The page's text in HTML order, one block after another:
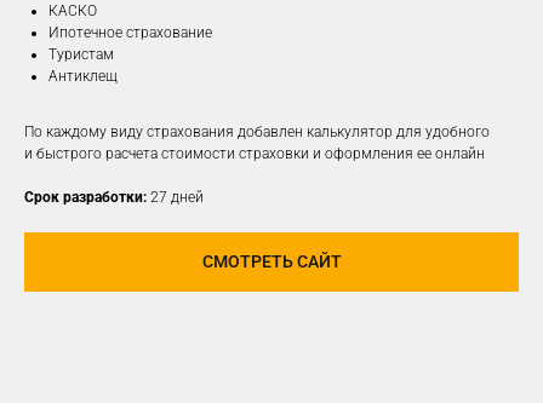
КАСКО
Ипотечное страхование
Туристам
Антиклещ
По каждому виду страхования добавлен калькулятор для удобного
и быстрого расчета стоимости страховки и оформления ее онлайн
Срок разработки: 27 дней
СМОТРЕТЬ САЙТ